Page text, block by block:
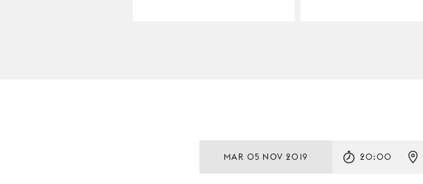
MAR 05 NOV 2019 20:00